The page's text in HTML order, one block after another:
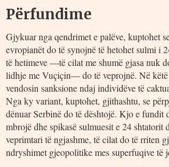
Përfundime
Gjykuar nga qendrimet e palëve, kuptohet
evropianët do të synojnë të hetohet sulmi i
të hetimeve ―të cilat me shumë gjasa nuk
lidhje me Vuçiçin― do të veprojnë. Në këtë
vendosin sanksione ndaj individëve të
Nga ky variant, kuptohet, gjithashtu, se
dënuar Serbinë do të dështojë. Kjo e fundit
mbrojë dhe spikasë sulmuesit e 24 shtatorit
veprimtari të ngjashme, të cilat do të rriten
ndryshimet gjeopolitike mes superfuqive të